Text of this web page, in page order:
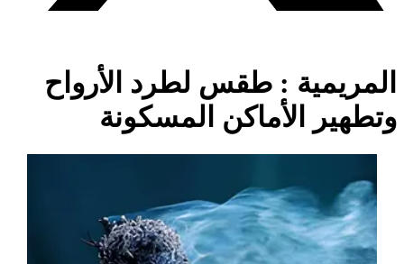
المريمية : طقس لطرد الأرواح
وتطهير الأماكن المسكونة